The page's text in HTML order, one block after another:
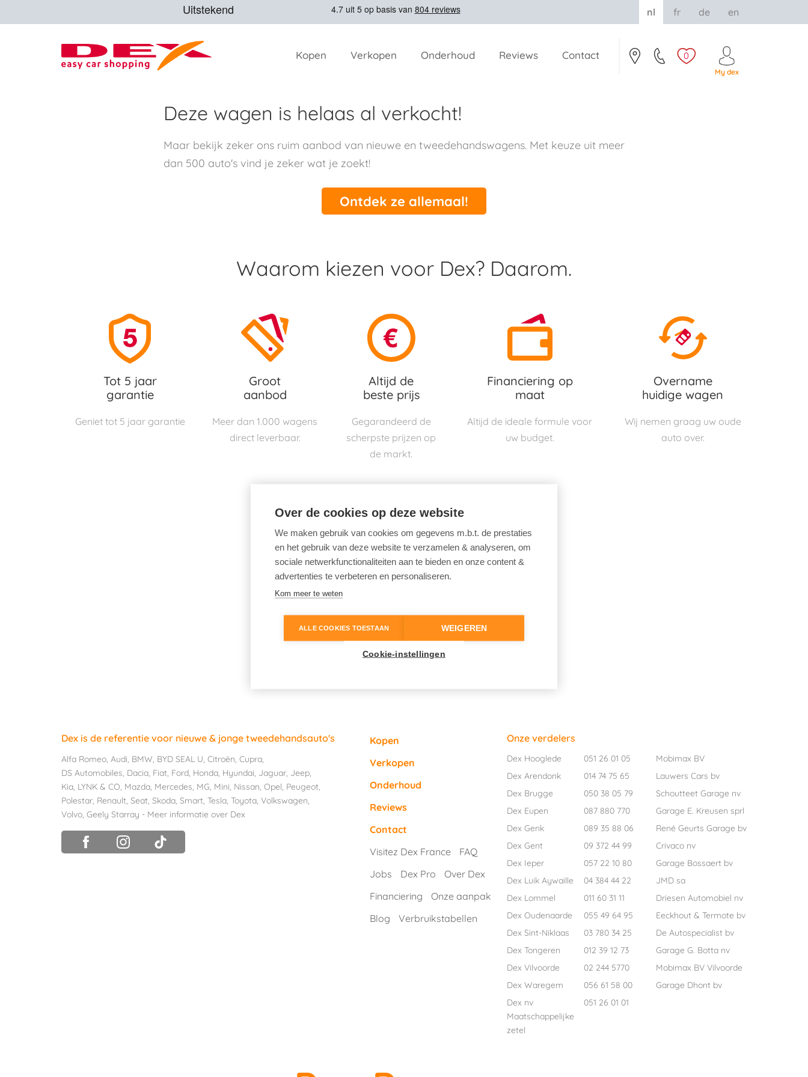
0
My dex
nl fr de en
Kopen Verkopen Onderhoud Reviews Contact
Deze wagen is helaas al verkocht!
Maar bekijk zeker ons ruim aanbod van nieuwe en tweedehandswagens. Met keuze uit meer
dan 500 auto's vind je zeker wat je zoekt!
Ontdek ze allemaal!
Waarom kiezen voor Dex? Daarom.
Tot 5 jaar
garantie
Geniet tot 5 jaar garantie
Groot
aanbod
Meer dan 1.000 wagens
direct leverbaar.
Altijd de
beste prijs
Gegarandeerd de
scherpste prijzen op
de markt.
Financiering op
maat
Altijd de ideale formule voor
uw budget.
Overname
huidige wagen
Wij nemen graag uw oude
auto over.
Dex is de referentie voor nieuwe & jonge tweedehandsauto's
Alfa Romeo, Audi, BMW, BYD SEAL U, Citroën, Cupra,
DS Automobiles, Dacia, Fiat, Ford, Honda, Hyundai, Jaguar, Jeep,
Kia, LYNK & CO, Mazda, Mercedes, MG, Mini, Nissan, Opel, Peugeot,
Polestar, Renault, Seat, Skoda, Smart, Tesla, Toyota, Volkswagen,
Volvo, Geely Starray - Meer informatie over Dex
Kopen
Verkopen
Onderhoud
Reviews
Contact
Visitez Dex France
FAQ
Jobs
Dex Pro
Over Dex
Financiering
Onze aanpak
Blog
Verbruikstabellen
Onze verdelers
Dex Hooglede 051 26 01 05
Mobimax BV
Dex Arendonk
014 74 75 65
Lauwers Cars bv
Dex Brugge
050 38 05 79
Schoutteet Garage nv
Dex Eupen
087 880 770
Garage E. Kreusen sprl
Dex Genk
089 35 88 06
René Geurts Garage bv
Dex Gent
09 372 44 99
Crivaco nv
Dex Ieper
057 22 10 80
Garage Bossaert bv
Dex Luik Aywaille
04 384 44 22
JMD sa
Dex Lommel
011 60 31 11
Driesen Automobiel nv
Dex Oudenaarde
055 49 64 95
Eeckhout & Termote bv
Dex Sint-Niklaas
03 780 34 25
De Autospecialist bv
Dex Tongeren
012 39 12 73
Garage G. Botta nv
Dex Vilvoorde
02 244 5770
Mobimax BV Vilvoorde
Dex Waregem
056 61 58 00
Garage Dhont bv
Dex nv
Maatschappelijke
zetel
051 26 01 01
Over de cookies op deze website
We maken gebruik van cookies om gegevens m.b.t. de prestaties
en het gebruik van deze website te verzamelen & analyseren, om
sociale netwerkfunctionaliteiten aan te bieden en onze content &
advertenties te verbeteren en personaliseren.
Kom meer te weten
ALLE COOKIES TOESTAAN WEIGEREN
Cookie-instellingen